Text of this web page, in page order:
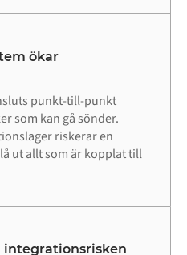
ökar
punkt-till-punkt
som kan gå sönder.
riskerar en
ut allt som är kopplat till
integrationsrisken